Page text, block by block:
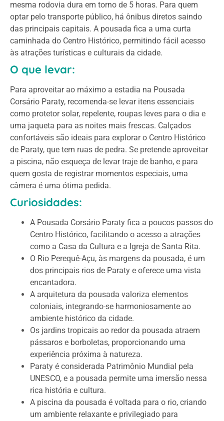
mesma rodovia dura em torno de 5 horas. Para quem
optar pelo transporte público, há ônibus diretos saindo
das principais capitais. A pousada fica a uma curta
caminhada do Centro Histórico, permitindo fácil acesso
às atrações turísticas e culturais da cidade.
O que levar:
Para aproveitar ao máximo a estadia na Pousada
Corsário Paraty, recomenda-se levar itens essenciais
como protetor solar, repelente, roupas leves para o dia e
uma jaqueta para as noites mais frescas. Calçados
confortáveis são ideais para explorar o Centro Histórico
de Paraty, que tem ruas de pedra. Se pretende aproveitar
a piscina, não esqueça de levar traje de banho, e para
quem gosta de registrar momentos especiais, uma
câmera é uma ótima pedida.
Curiosidades:
A Pousada Corsário Paraty fica a poucos passos do
Centro Histórico, facilitando o acesso a atrações
como a Casa da Cultura e a Igreja de Santa Rita.
O Rio Perequê-Açu, às margens da pousada, é um
dos principais rios de Paraty e oferece uma vista
encantadora.
A arquitetura da pousada valoriza elementos
coloniais, integrando-se harmoniosamente ao
ambiente histórico da cidade.
Os jardins tropicais ao redor da pousada atraem
pássaros e borboletas, proporcionando uma
experiência próxima à natureza.
Paraty é considerada Patrimônio Mundial pela
UNESCO, e a pousada permite uma imersão nessa
rica história e cultura.
A piscina da pousada é voltada para o rio, criando
um ambiente relaxante e privilegiado para